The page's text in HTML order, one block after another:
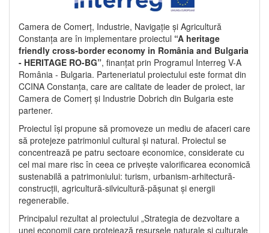
Camera de Comerț, Industrie, Navigație și Agricultură
Constanța are în implementare proiectul “A heritage
friendly cross-border economy in România and Bulgaria
- HERITAGE RO-BG”, finanțat prin Programul Interreg V-A
România - Bulgaria. Parteneriatul proiectului este format din
CCINA Constanța, care are calitate de leader de proiect, iar
Camera de Comerț și Industrie Dobrich din Bulgaria este
partener.
Proiectul își propune să promoveze un mediu de afaceri care
să protejeze patrimoniul cultural și natural. Proiectul se
concentrează pe patru sectoare economice, considerate cu
cel mai mare risc în ceea ce privește valorificarea economică
sustenabilă a patrimoniului: turism, urbanism-arhitectură-
construcții, agricultură-silvicultură-pășunat și energii
regenerabile.
Principalul rezultat al proiectului „Strategia de dezvoltare a
unei economii care protejează resursele naturale și culturale